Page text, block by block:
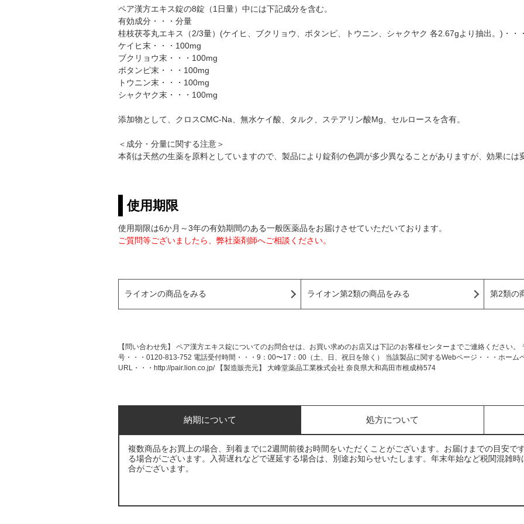
ペア漢方エキス錠の8錠（1日量）中には下記成分を含む。
有効成分・・・分量
桂枝茯苓丸エキス（2/3量）(ケイヒ、ブクリョウ、ボタンピ、トウニン、シャクヤク 各2.67gより抽出。)・・
ケイヒ末・・・100mg
ブクリョウ末・・・100mg
ボタンピ末・・・100mg
トウニン末・・・100mg
シャクヤク末・・・100mg
添加物として、クロスCMC-Na、無水ケイ酸、タルク、ステアリン酸Mg、セルロースを含有。
＜成分・分量に関する注意＞
本剤は天然の生薬を原料としていますので、製品により錠剤の色調が多少異なることがありますが、効果には
使用期限
使用期限は6か月～3年の有効期間のある一般医薬品をお届けさせていただいております。
ご質問等ございましたら、弊社薬剤師へご相談ください。
ライオンの商品をみる ライオン第2類の商品をみる 第2類の
【問い合わせ先】 ペア漢方エキス錠についてのお問合せは、お買い求めのお店又は下記のお客様センターまでご連絡ください
号・・・0120-813-752 電話受付時間・・・9：00〜17：00（土、日、祝日を除く） 当該製品に関するWebページ・・・ホーム
URL・・・http://pair.lion.co.jp/ 【製造販売元】 大峰堂薬品工業株式会社 奈良県大和高田市根成柿574
納期について 処方について
複数商品をお買上の場合、到着までに2週間前後お時間をいただくことがございます。お届けまでの目安で
る場合がございます。入荷遅れなどで遅延する場合は、別途お知らせいたします。年末年始など税関混雑
合がございます。